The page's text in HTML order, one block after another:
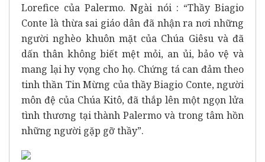
Lorefice của Palermo. Ngài nói : “Thầy Biagio
Conte là thừa sai giáo dân đã nhận ra nơi những
người nghèo khuôn mặt của Chúa Giêsu và đã
dấn thân không biết mệt mỏi, an ủi, bảo vệ và
mang lại hy vọng cho họ. Chứng tá can đảm theo
tinh thần Tin Mừng của thầy Biagio Conte, người
môn đệ của Chúa Kitô, đã thắp lên một ngọn lửa
tình thương tại thành Palermo và trong tâm hồn
những người gặp gỡ thầy”.